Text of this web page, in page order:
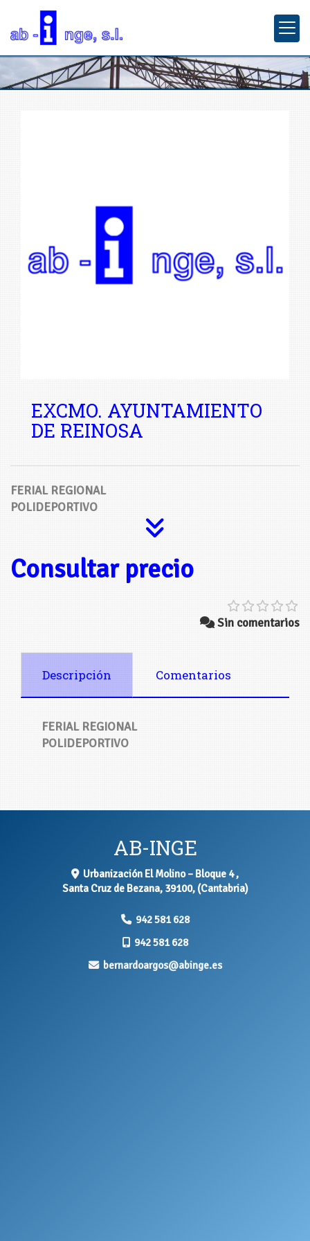
EXCMO. AYUNTAMIENTO
DE REINOSA
FERIAL REGIONAL
POLIDEPORTIVO
Consultar precio
Sin comentarios
Descripción Comentarios
FERIAL REGIONAL
POLIDEPORTIVO
AB-INGE
Urbanización El Molino – Bloque 4 ,
Santa Cruz de Bezana, 39100, (Cantabria)
942 581 628
942 581 628
bernardoargos
abinge.es